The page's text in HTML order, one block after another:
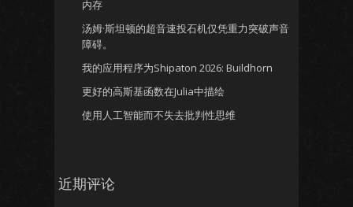
内存
汤姆·斯坦顿的超音速投石机仅凭重力突破声音
障碍。
我的应用程序为Shipaton 2026: Buildhorn
更好的高斯基函数在Julia中描绘
使用人工智能而不失去批判性思维
近期评论